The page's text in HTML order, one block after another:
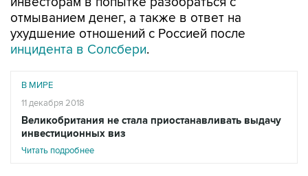
отмыванием денег, а также в ответ на
ухудшение отношений с Россией после
инцидента в Солсбери.
В МИРЕ
11 декабря 2018
Великобритания не стала приостанавливать выдачу
инвестиционных виз
Читать подробнее